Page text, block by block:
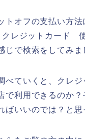
トオフの支払い方
クレジットカード
じで検索をしてみま
べていくと、クレ
で利用できるのか
ばいいのでは？と思